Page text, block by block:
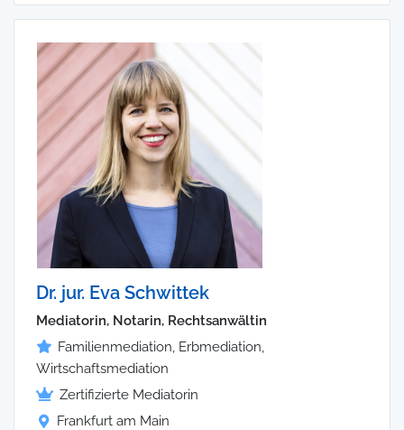
Dr. jur. Eva Schwittek
Mediatorin, Notarin, Rechtsanwältin
Familienmediation, Erbmediation,
Wirtschaftsmediation
Zertifizierte Mediatorin
Frankfurt am Main